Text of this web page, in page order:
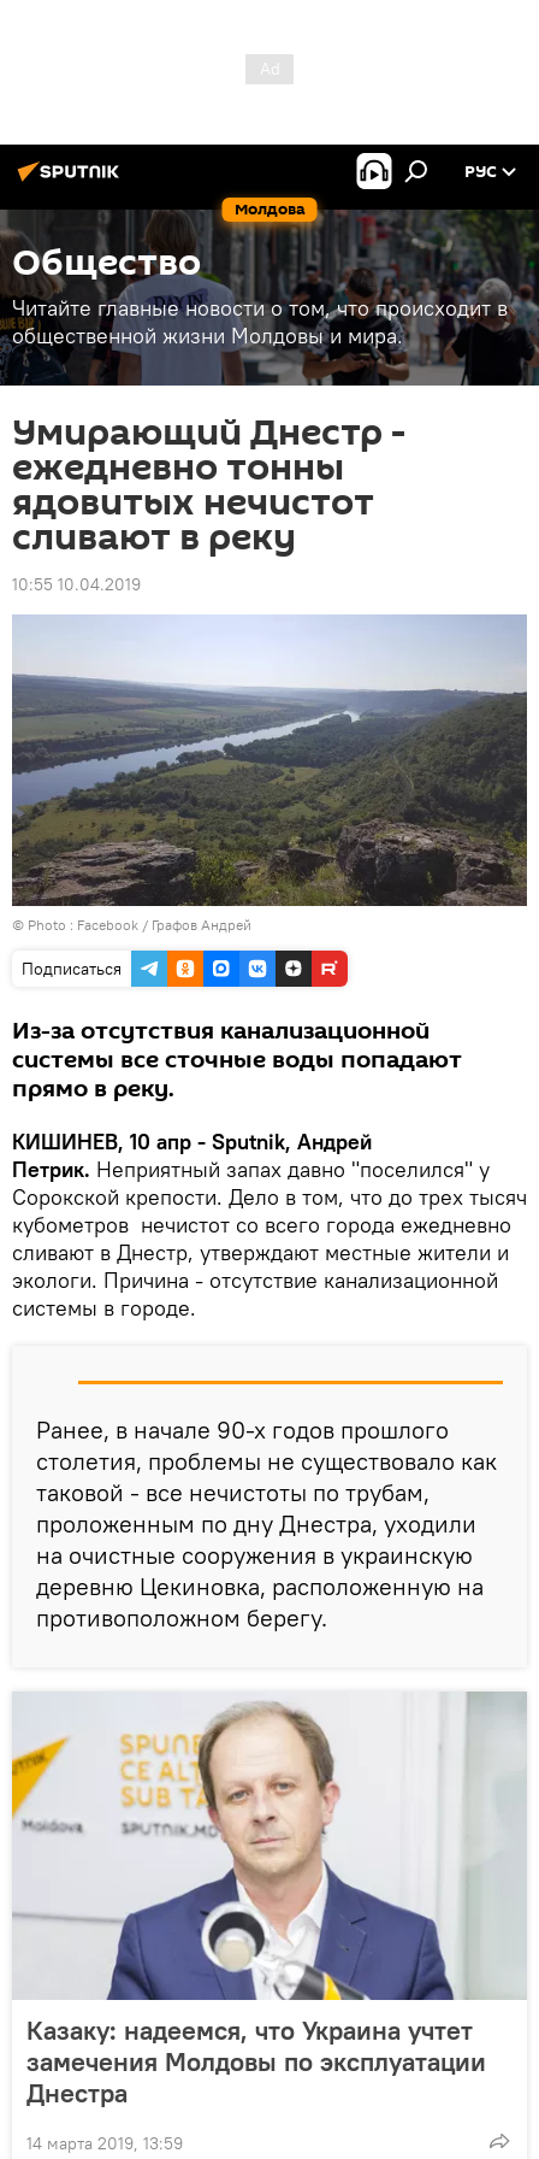
Молдова
РУС
Общество
Читайте главные новости о том, что происходит в
общественной жизни Молдовы и мира.
Умирающий Днестр -
ежедневно тонны
ядовитых нечистот
сливают в реку
10:55 10.04.2019
© Photo : Facebook / Графов Андрей
Подписаться
Из-за отсутствия канализационной
системы все сточные воды попадают
прямо в реку.
КИШИНЕВ, 10 апр - Sputnik, Андрей
Петрик. Неприятный запах давно "поселился" у
Сорокской крепости. Дело в том, что до трех тысяч
кубометров нечистот со всего города ежедневно
сливают в Днестр, утверждают местные жители и
экологи. Причина - отсутствие канализационной
системы в городе.
Ранее, в начале 90-х годов прошлого
столетия, проблемы не существовало как
таковой - все нечистоты по трубам,
проложенным по дну Днестра, уходили
на очистные сооружения в украинскую
деревню Цекиновка, расположенную на
противоположном берегу.
Казаку: надеемся, что Украина учтет
замечения Молдовы по эксплуатации
Днестра
14 марта 2019, 13:59